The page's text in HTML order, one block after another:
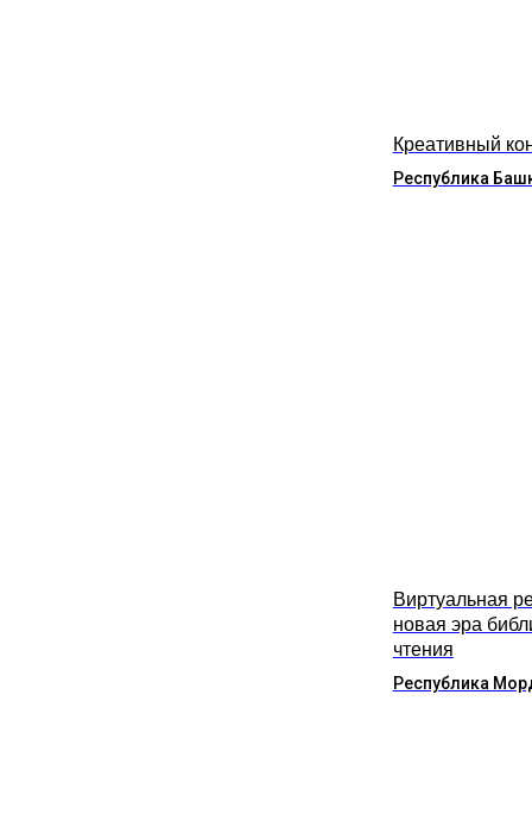
Креативный
Республика
Виртуальная
новая эра
чтения
Республика